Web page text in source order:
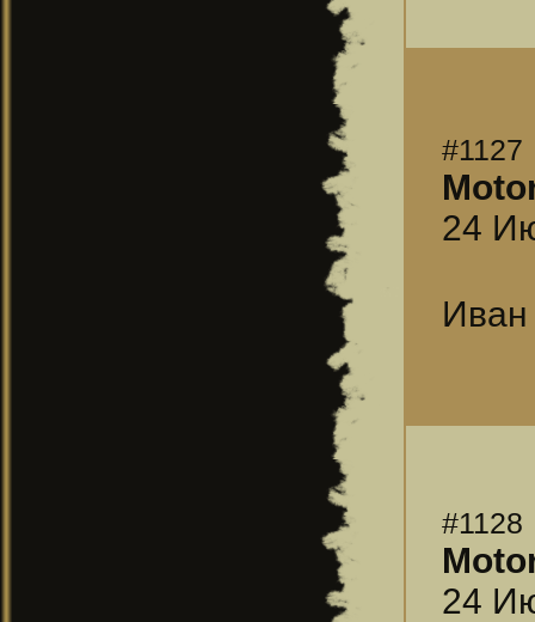
#1127
24
Иван
#1128
24